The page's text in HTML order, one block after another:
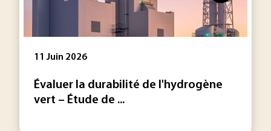
11 Juin 2026
Évaluer la durabilité de l'hydrogène
vert – Étude de ...